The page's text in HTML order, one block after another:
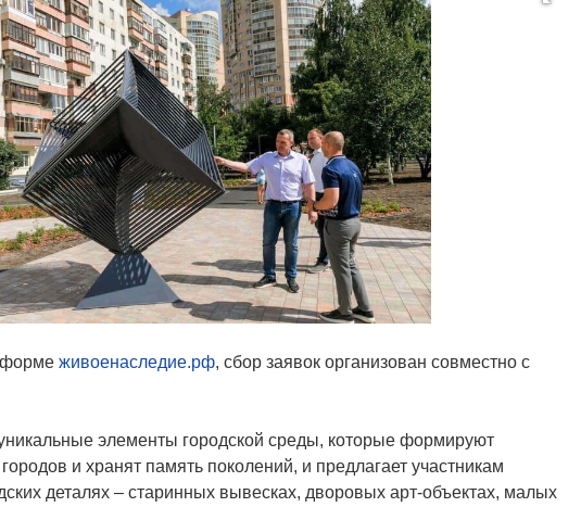
живоенаследие.рф, сбор заявок организован совместно с
элементы городской среды, которые формируют
и хранят память поколений, и предлагает участникам
деталях – старинных вывесках, дворовых арт-объектах, малых